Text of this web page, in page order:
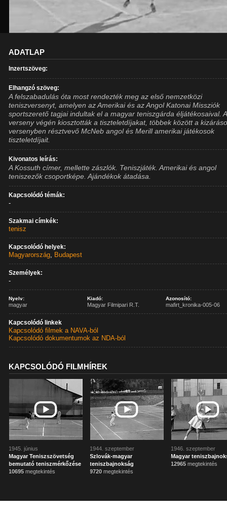
ADATLAP
Inzertszöveg:
Elhangzó szöveg:
A felszabadulás óta most rendezték meg az első nemzetközi
teniszversenyt, amelyen az Amerikai és az Angol Katonai Missziók
sportszerető tagjai indultak el a magyar teniszgárda éljátékosaival.
verseny végén kiosztották a tiszteletdíjakat, többek között a
versenyben résztvevő McNeb angol és Merill amerikai játékosok
tiszteletdíjait.
Kivonatos leírás:
A Kossuth címer, mellette zászlók. Teniszjáték. Amerikai és angol
teniszezők csoportképe. Ajándékok átadása.
Kapcsolódó témák:
-
Szakmai címkék:
tenisz
Kapcsolódó helyek:
Magyarország, Budapest
Személyek:
-
Nyelv:
magyar
Kiadó:
Magyar Filmipari R.T.
Azonosító:
mafirt_kronika-005-06
Kapcsolódó linkek
Kapcsolódó filmek a NAVA-ból
Kapcsolódó dokumentumok az NDA-ból
KAPCSOLÓDÓ FILMHÍREK
1945. június
Magyar Teniszszövetség
bemutató teniszmérkőzése
10695 megtekintés
1944. szeptember
Szlovák-magyar
teniszbajnokság
9720 megtekintés
1946. szeptember
Magyar
12965 megtekintés